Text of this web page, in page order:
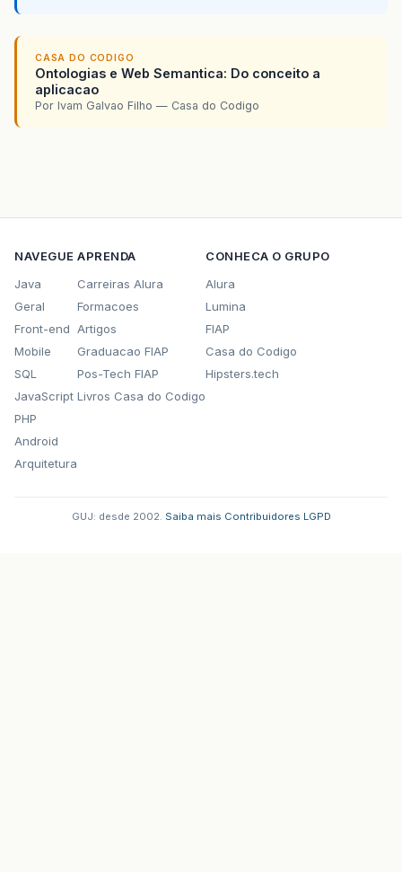
CASA DO CODIGO
Ontologias e Web Semantica: Do conceito a
aplicacao
Por Ivam Galvao Filho — Casa do Codigo
NAVEGUE
Java
Geral
Front-end
Mobile
SQL
JavaScript
PHP
Android
Arquitetura
APRENDA
Carreiras Alura
Formacoes
Artigos
Graduacao FIAP
Pos-Tech FIAP
Livros Casa do Codigo
CONHECA O GRUPO
Alura
Lumina
FIAP
Casa do Codigo
Hipsters.tech
GUJ: desde 2002. Saiba mais Contribuidores LGPD